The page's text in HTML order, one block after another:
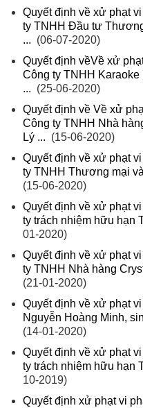
Quyết định về xử phạt
ty TNHH Đầu tư
... (06-07-2020)
Quyết định vềVề xử
Công ty TNHH
... (25-06-2020)
Quyết định về Về xử
Công ty TNHH Nhà
Lý ... (15-06-2020)
Quyết định về xử phạt
ty TNHH Thương mại
(15-06-2020)
Quyết định về xử phạt
ty trách nhiệm hữu hạn
01-2020)
Quyết định về xử phạt
ty TNHH Nhà hàng
(21-01-2020)
Quyết định về xử phạt
Nguyễn Hoàng Minh,
(14-01-2020)
Quyết định về xử phạt
ty trách nhiệm hữu hạn
10-2019)
Quyết định xử phạt vi